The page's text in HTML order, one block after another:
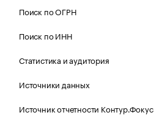
Поиск по ОГРН
Поиск по ИНН
Статистика и аудитория
Источники данных
Источник отчетности Контур.Фокус